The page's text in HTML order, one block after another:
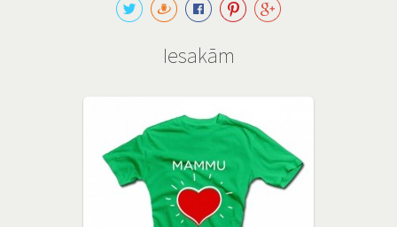
Iesakām